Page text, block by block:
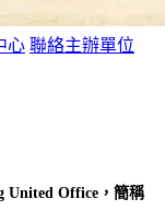
心 聯絡主辦單位
United Office，簡稱